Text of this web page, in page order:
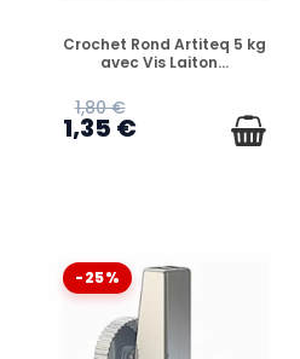
EN STOCK
Crochet Rond Artiteq 5 kg
avec Vis Laiton...
1,80 €
1,35 €
-25%